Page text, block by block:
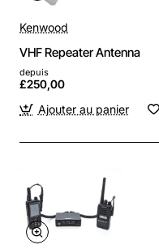
Kenwood
VHF Repeater Antenna
depuis
£250,00
Ajouter au panier